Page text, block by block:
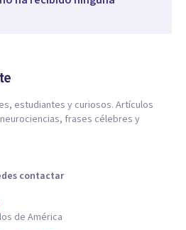
estudiantes y curiosos. Artículos
frases célebres y
contactar
de América